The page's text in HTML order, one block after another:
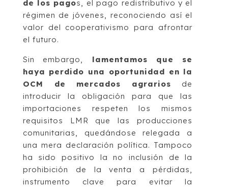
de los pagos, el pago redistributivo y el
régimen de jóvenes, reconociendo así el
valor del cooperativismo para afrontar
el futuro.
Sin embargo,
lamentamos que se
haya perdido una oportunidad en la
OCM de mercados agrarios de
introducir la obligación para que las
importaciones respeten los mismos
requisitos LMR que las producciones
comunitarias, quedándose relegada a
una mera declaración política. Tampoco
ha sido positivo la no inclusión de la
prohibición de la venta a pérdidas,
instrumento clave para evitar la